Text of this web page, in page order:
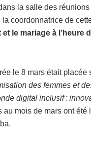
la salle des
coordonnatrice de
et le mariage à l’heure
le 8 mars était placée
des femmes et
digital inclusif :
au mois de mars ont été